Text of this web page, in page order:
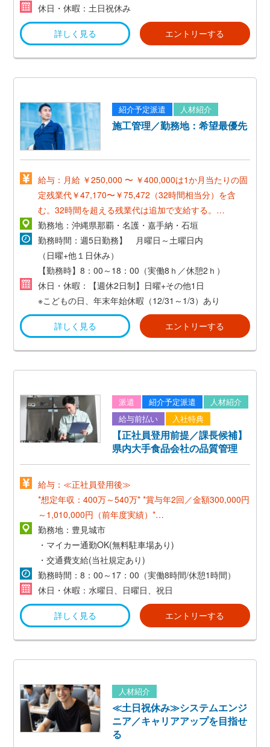
休日・休暇：土日祝休み
詳しく見る エントリーする
紹介予定派遣 人材紹介
施工管理／勤務地：希望最優先
給与：月給 ￥250,000 〜 ￥400,000は1か月当たりの固
定残業代￥47,170〜￥75,472（32時間相当分）を含
む。32時間を超える残業代は追加で支給する。
＜想定年収＞
3,800,000円以上
勤務地：沖縄県那覇・名護・嘉手納・石垣
勤務時間：週5日勤務】 月曜日～土曜日内
（日曜+他１日休み）
【勤務時】8：00～18：00（実働8ｈ／休憩2ｈ）
休日・休暇：【週休2日制】日曜+その他1日
※こどもの日、年末年始休暇（12/31～1/3）あり
詳しく見る エントリーする
派遣 紹介予定派遣
人材紹介
給与前払い
入社特典
【正社員登用前提／課長候補】
県内大手食品会社の品質管理
給与：≪正社員登用後≫
*想定年収：400万～540万* *賞与年2回／金額300,000円
～1,010,000円（前年度実績）*
【研修期間】
時給：1,100円
《月給例》
1,100円×8h×月21日＋交通費＝190,000円～
勤務地：豊見城市
・マイカー通勤OK(無料駐車場あり)
・交通費支給(当社規定あり)
勤務時間：8：00～17：00（実働8時間/休憩1時間）
休日・休暇：水曜日、日曜日、祝日
詳しく見る エントリーする
人材紹介
≪土日祝休み≫システムエンジ
ニア／キャリアアップを目指せ
る